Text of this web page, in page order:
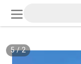
2
/
5